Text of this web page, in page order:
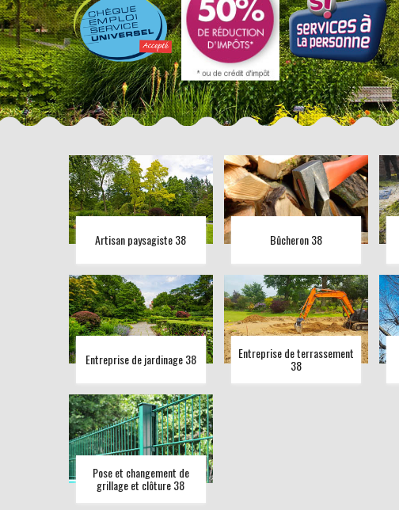
Artisan paysagiste 38 Bûcheron 38
Entreprise de jardinage 38 Entreprise de terrassement
38
Pose et changement de
grillage et clôture 38